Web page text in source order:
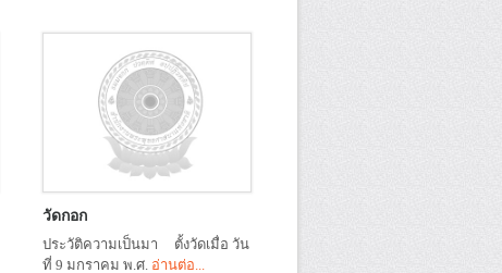
วัดกอก
ประวัติความเป็นมา ตั้งวัดเมื่อ วัน
ที่ 9 มกราคม พ.ศ. อ่านต่อ...